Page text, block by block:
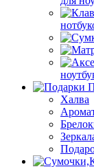
Халва